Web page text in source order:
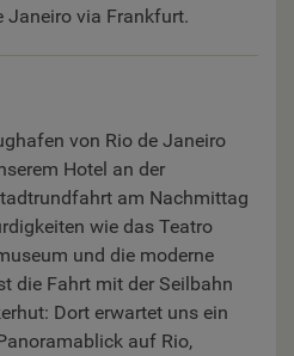
Janeiro via Frankfurt.
von Rio de Janeiro
Hotel an der
am Nachmittag
wie das Teatro
und die moderne
die Fahrt mit der Seilbahn
Dort erwartet uns ein
auf Rio,